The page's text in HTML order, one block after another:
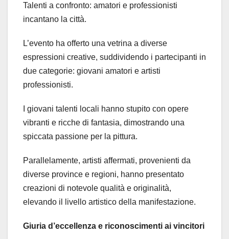
Talenti a confronto: amatori e professionisti
incantano la città.
L’evento ha offerto una vetrina a diverse
espressioni creative, suddividendo i partecipanti in
due categorie: giovani amatori e artisti
professionisti.
I giovani talenti locali hanno stupito con opere
vibranti e ricche di fantasia, dimostrando una
spiccata passione per la pittura.
Parallelamente, artisti affermati, provenienti da
diverse province e regioni, hanno presentato
creazioni di notevole qualità e originalità,
elevando il livello artistico della manifestazione.
Giuria d’eccellenza e riconoscimenti ai vincitori